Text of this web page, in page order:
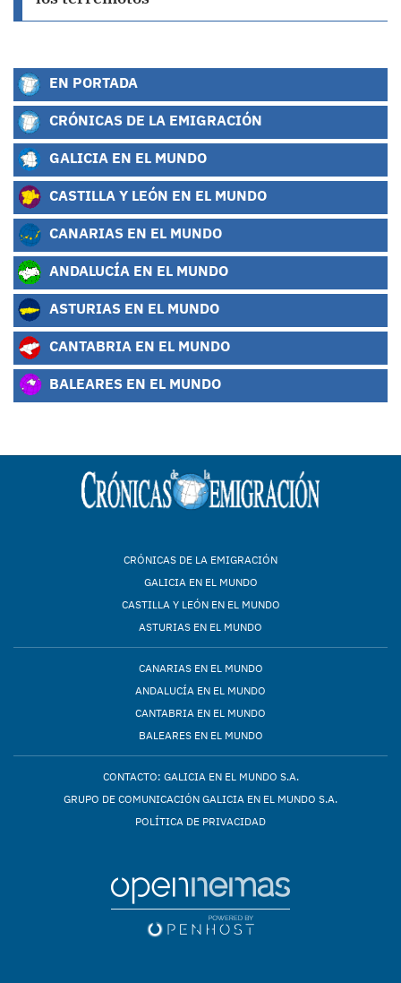
EN PORTADA
CRÓNICAS DE LA EMIGRACIÓN
GALICIA EN EL MUNDO
CASTILLA Y LEÓN EN EL MUNDO
CANARIAS EN EL MUNDO
ANDALUCÍA EN EL MUNDO
ASTURIAS EN EL MUNDO
CANTABRIA EN EL MUNDO
BALEARES EN EL MUNDO
CRÓNICAS DE LA EMIGRACIÓN
GALICIA EN EL MUNDO
CASTILLA Y LEÓN EN EL MUNDO
ASTURIAS EN EL MUNDO
CANARIAS EN EL MUNDO
ANDALUCÍA EN EL MUNDO
CANTABRIA EN EL MUNDO
BALEARES EN EL MUNDO
CONTACTO: GALICIA EN EL MUNDO S.A.
GRUPO DE COMUNICACIÓN GALICIA EN EL MUNDO S.A.
POLÍTICA DE PRIVACIDAD